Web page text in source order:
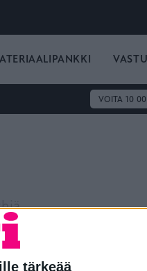
tärkeää
VOITA 10